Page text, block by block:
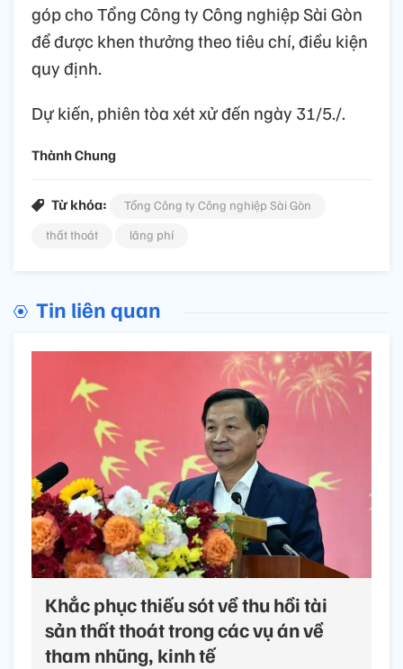
góp cho Tổng Công ty Công nghiệp Sài Gòn
để được khen thưởng theo tiêu chí, điều kiện
quy định.
Dự kiến, phiên tòa xét xử đến ngày 31/5./.
Thành Chung
Từ khóa:
Tổng Công ty Công nghiệp Sài Gòn
thất thoát
lãng phí
Tin liên quan
Khắc phục thiếu sót về thu hồi tài
sản thất thoát trong các vụ án về
tham nhũng, kinh tế